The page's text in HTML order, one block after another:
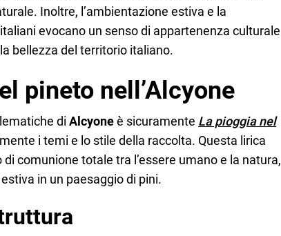
Inoltre, l’ambientazione estiva e la
evocano un senso di appartenenza culturale
bellezza del territorio italiano.
pineto nell’Alcyone
di Alcyoneè sicuramente La pioggia nel
i temi e lo stile della raccolta. Questa lirica
comunione totale tra l’essere umano e la natura,
in un paesaggio di pini.